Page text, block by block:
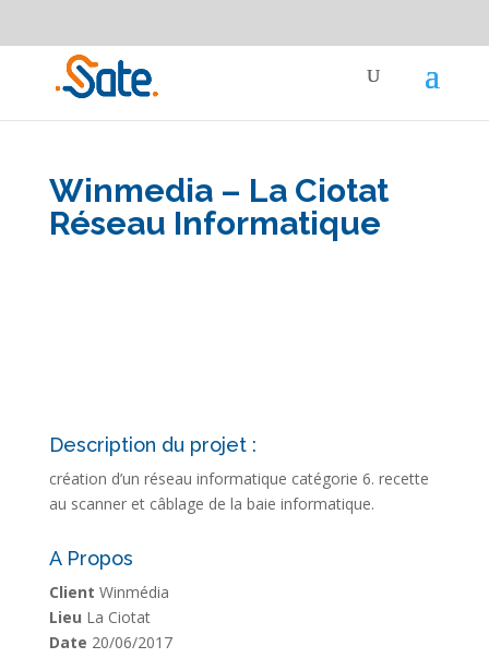
Winmedia – La Ciotat
Réseau Informatique
Description du projet :
création d’un réseau informatique catégorie 6. recette
au scanner et câblage de la baie informatique.
A Propos
Client Winmédia
Lieu La Ciotat
Date 20/06/2017